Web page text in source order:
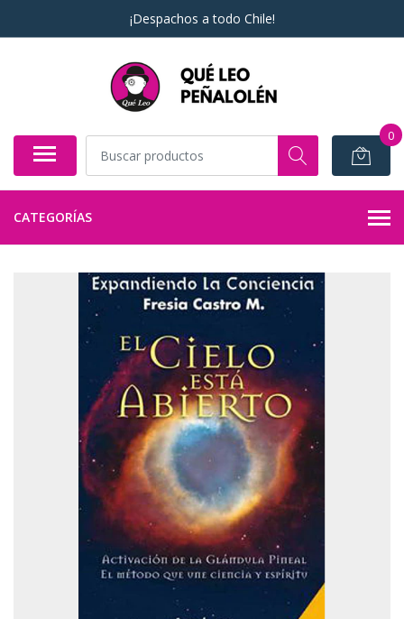
¡Despachos a todo Chile!
0
CATEGORÍAS